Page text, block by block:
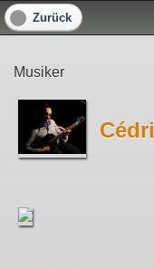
Zurück
Musiker